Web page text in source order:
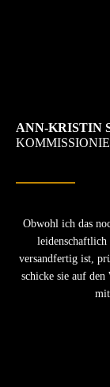
ANN-KRISTIN
Obwohl ich das
versandfertig ist,
schicke sie auf